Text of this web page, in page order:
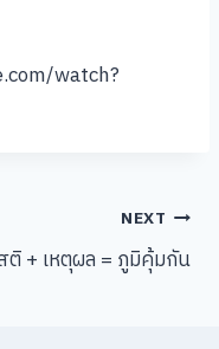
watch?
NEXT
ติ + เหตุผล = ภูมิคุ้มกัน